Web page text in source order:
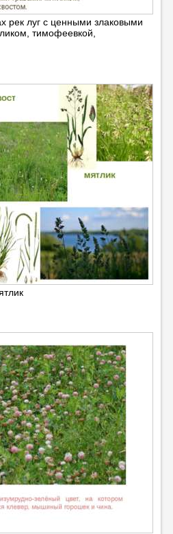
рек луг с ценными злаковыми
тимофеевкой,